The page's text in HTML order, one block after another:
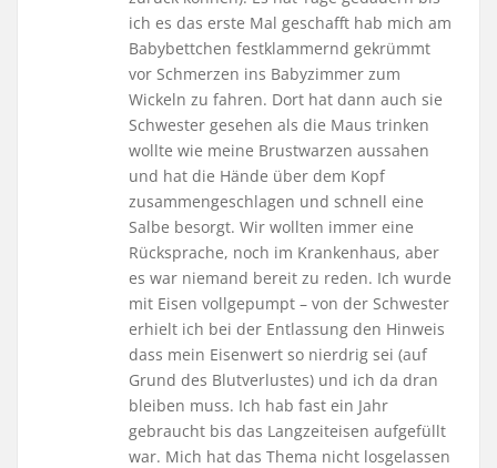
ich es das erste Mal geschafft hab mich am
Babybettchen festklammernd gekrümmt
vor Schmerzen ins Babyzimmer zum
Wickeln zu fahren. Dort hat dann auch sie
Schwester gesehen als die Maus trinken
wollte wie meine Brustwarzen aussahen
und hat die Hände über dem Kopf
zusammengeschlagen und schnell eine
Salbe besorgt. Wir wollten immer eine
Rücksprache, noch im Krankenhaus, aber
es war niemand bereit zu reden. Ich wurde
mit Eisen vollgepumpt – von der Schwester
erhielt ich bei der Entlassung den Hinweis
dass mein Eisenwert so nierdrig sei (auf
Grund des Blutverlustes) und ich da dran
bleiben muss. Ich hab fast ein Jahr
gebraucht bis das Langzeiteisen aufgefüllt
war. Mich hat das Thema nicht losgelassen